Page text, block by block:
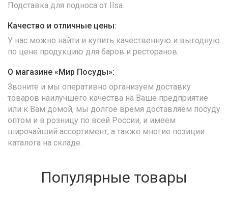
Подставка для подноса от Ilsa
Качество и отличные цены:
У нас можно найти и купить качественную и выгодную
по цене продукцию для баров и ресторанов.
О магазине «Мир Посуды»:
Звоните и мы оперативно организуем доставку
товаров наилучшего качества на Ваше предприятие
или к Вам домой, мы долгое время доставляем посуду
оптом и в розницу по всей России, и имеем
широчайший ассортимент, а также многие позиции
каталога на складе.
Популярные товары